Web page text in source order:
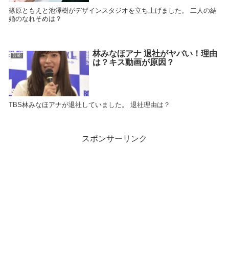
篠原ともえと池澤樹がデザインスタジオを立ち上げました。 二人の結
婚のなれそめは？
芸能
林みなほアナ 退社がヤバい！理由
は？キス動画が原因？
TBS林みなほアナが退社していました。 退社理由は？
スポンサーリンク